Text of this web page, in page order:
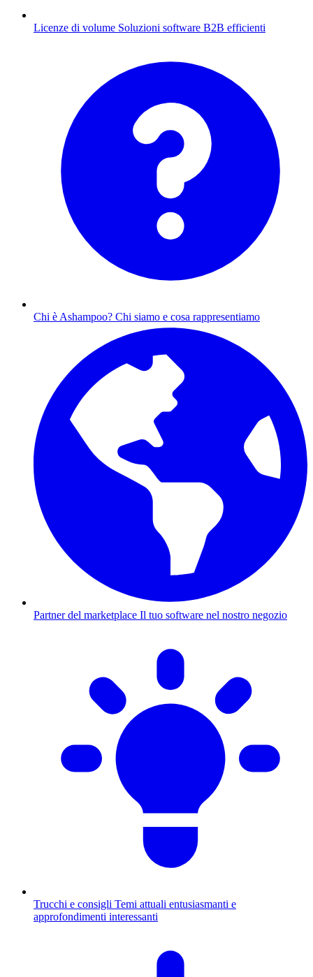
Licenze di volume Soluzioni software B2B efficienti
Chi è Ashampoo? Chi siamo e cosa rappresentiamo
Partner del marketplace Il tuo software nel nostro negozio
Trucchi e consigli Temi attuali entusiasmanti e
approfondimenti interessanti